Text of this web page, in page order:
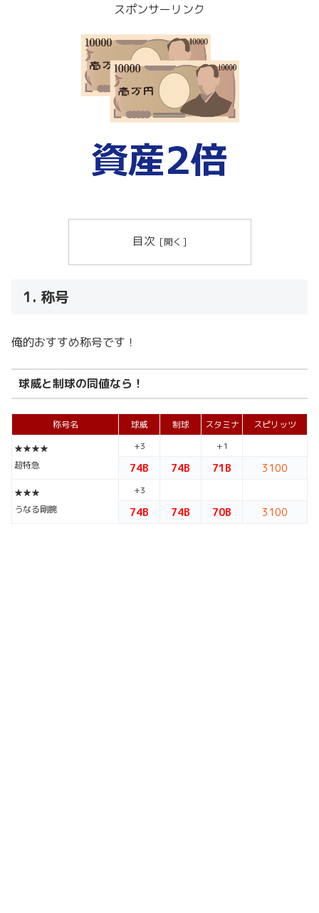
スポンサーリンク
目次
1. 称号
俺的おすすめ称号です！
球威と制球の同値なら！
称号名 球威 制球 スタミナ
スピリッツ
★★★★
超特急
+3 +1
74B 74B 71B 3100
★★★
うなる剛腕
+3
74B 74B 70B 3100